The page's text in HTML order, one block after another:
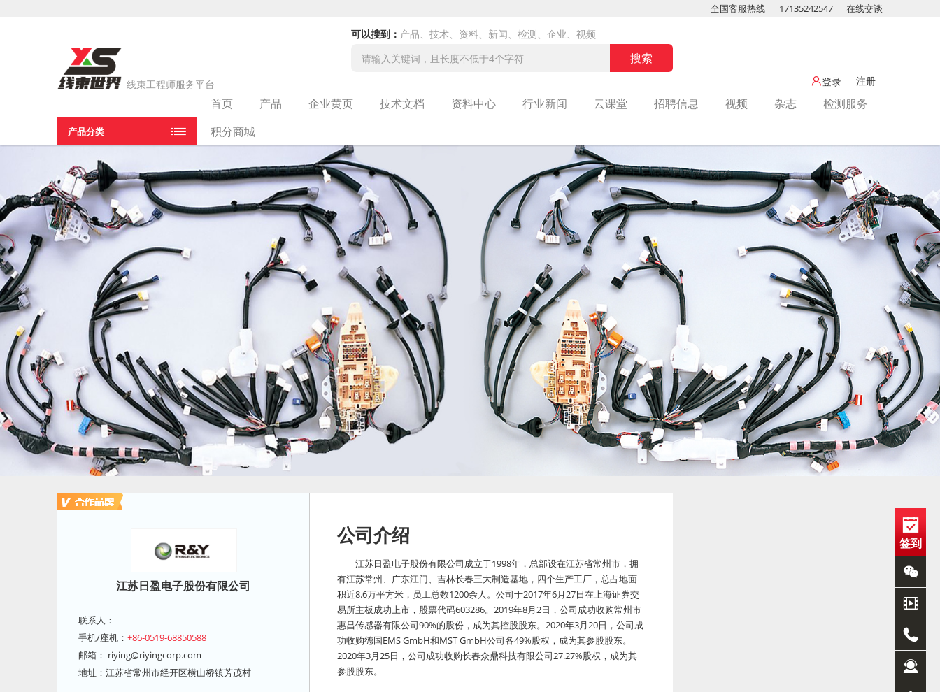
线束工程师服务平台
可以搜到： 产品、技术、资料、新闻、检测、企业、视频
全国客服热线 17135242547 在线交谈
登录 注册
产品分类
首页 产品 企业黄页 技术文档 资料中心 行业新闻 云课堂 招聘信息 视频 杂志
检测服务
积分商城
当前位置： 线束厂家 >江苏日盈电子股份有限公司
江苏日盈电子股份有限公司
联系人：
手机/座机： +86-0519-68850588
邮箱： riying@riyingcorp.com
地址：江苏省常州市经开区横山桥镇芳茂村
公司介绍
江苏日盈电子股份有限公司成立于1998年，总部设在江苏省常州市，拥
有江苏常州、广东江门、吉林长春三大制造基地，四个生产工厂，总占地面
积近8.6万平方米，员工总数1200余人。公司于2017年6月27日在上海证券交
易所主板成功上市，股票代码603286。2019年8月2日，公司成功收购常州市
惠昌传感器有限公司90%的股份，成为其控股股东。2020年3月20日，公司成
功收购德国EMS GmbH和MST GmbH公司各49%股权，成为其参股股东。
2020年3月25日，公司成功收购长春众鼎科技有限公司27.27%股权，成为其
参股股东。
签到